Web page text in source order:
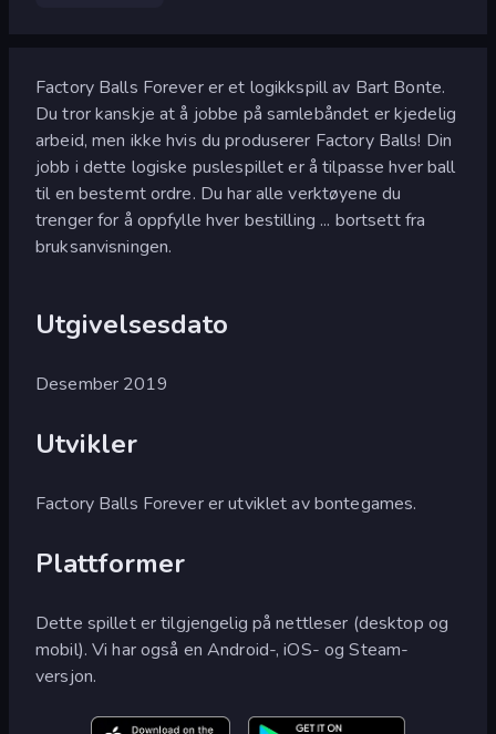
Factory Balls Forever er et logikkspill av Bart Bonte.
Du tror kanskje at å jobbe på samlebåndet er kjedelig
arbeid, men ikke hvis du produserer Factory Balls! Din
jobb i dette logiske puslespillet er å tilpasse hver ball
til en bestemt ordre. Du har alle verktøyene du
trenger for å oppfylle hver bestilling ... bortsett fra
bruksanvisningen.
Utgivelsesdato
Desember 2019
Utvikler
Factory Balls Forever er utviklet av bontegames.
Plattformer
Dette spillet er tilgjengelig på nettleser (desktop og
mobil). Vi har også en Android-, iOS- og Steam-
versjon.